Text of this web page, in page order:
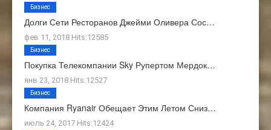
Долги Сети Ресторанов Джейми Оливера Сос…
фев 11, 2018 Hits:12585
Бизнес
Покупка Телекомпании Sky Рупертом Мердок…
янв 23, 2018 Hits:12527
Бизнес
Компания Ryanair Обещает Этим Летом Сниз…
июль 24, 2017 Hits:12424
Бизнес